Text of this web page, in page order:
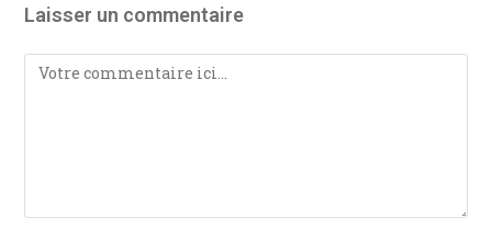
Laisser un commentaire